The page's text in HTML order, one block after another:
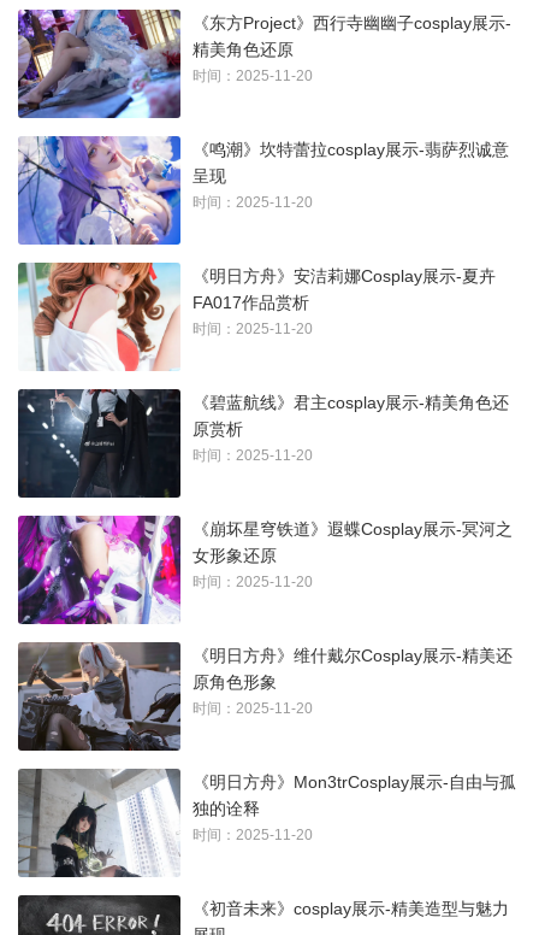
《东方Project》西行寺幽幽子cosplay展示-
精美角色还原
时间：2025-11-20
《鸣潮》坎特蕾拉cosplay展示-翡萨烈诚意
呈现
时间：2025-11-20
《明日方舟》安洁莉娜Cosplay展示-夏卉
FA017作品赏析
时间：2025-11-20
《碧蓝航线》君主cosplay展示-精美角色还
原赏析
时间：2025-11-20
《崩坏星穹铁道》遐蝶Cosplay展示-冥河之
女形象还原
时间：2025-11-20
《明日方舟》维什戴尔Cosplay展示-精美还
原角色形象
时间：2025-11-20
《明日方舟》Mon3trCosplay展示-自由与孤
独的诠释
时间：2025-11-20
《初音未来》cosplay展示-精美造型与魅力